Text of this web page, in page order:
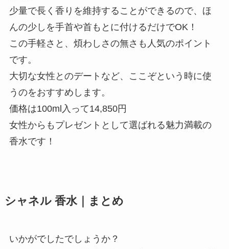
少量で長く香りを維持することができるので、ほ
んの少しを手首や首もとに付けるだけでOK！
この手軽さと、煩わしさの無さも人気のポイント
です。
大切な女性とのデートなど、ここぞという時に使
うのをおすすめします。
価格は100ml入って14,850円
女性からもプレゼントとして選ばれる魅力満載の
香水です！
シャネル 香水｜まとめ
いかがでしたでしょうか？